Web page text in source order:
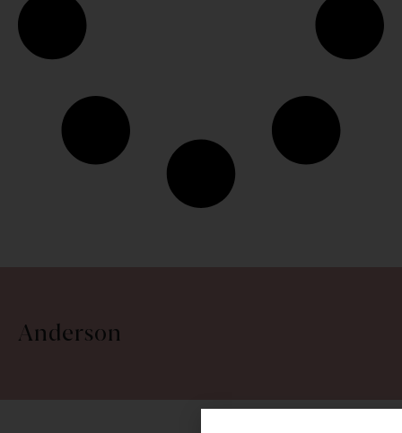
Anderson